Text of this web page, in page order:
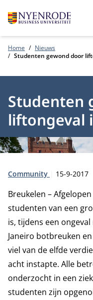
Home
Nieuws
Studenten gewond door
Studenten
liftongeval
Type:
Community 15-9-2017
Breukelen –
studenten van een
is, tijdens een
Janeiro botbreuken
viel van de elfde
acht instapte. Alle
onderzocht in een
studenten zijn